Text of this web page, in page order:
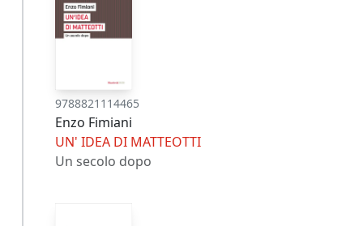
9788821114465
Enzo Fimiani
UN' IDEA DI MATTEOTTI
Un secolo dopo